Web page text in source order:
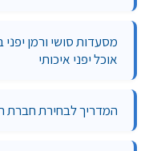
מסעדות סושי ורמן יפני
אוכל יפני איכותי
המדריך לבחירת חברת